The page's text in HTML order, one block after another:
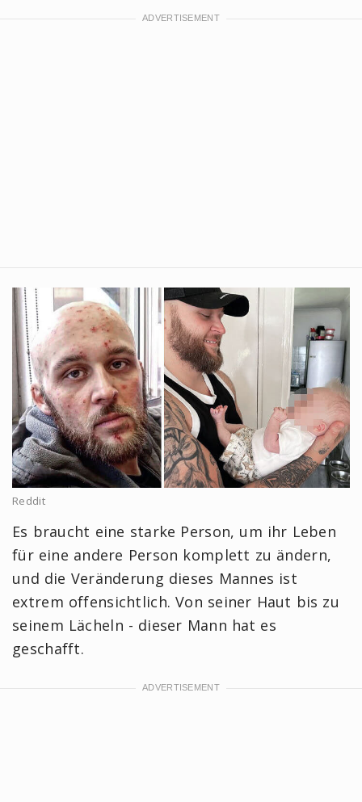
Reddit
Es braucht eine starke Person, um ihr Leben
für eine andere Person komplett zu ändern,
und die Veränderung dieses Mannes ist
extrem offensichtlich. Von seiner Haut bis zu
seinem Lächeln - dieser Mann hat es
geschafft.